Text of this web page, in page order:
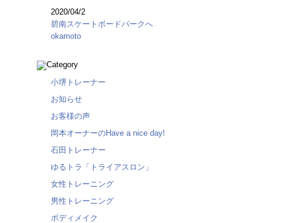
2020/04/2
碧南スケートボードパークへ
okamoto
小堺トレーナー
お知らせ
お客様の声
岡本オーナーのHave a nice day!
石田トレーナー
ゆるトラ「トライアスロン」
女性トレーニング
男性トレーニング
ボディメイク